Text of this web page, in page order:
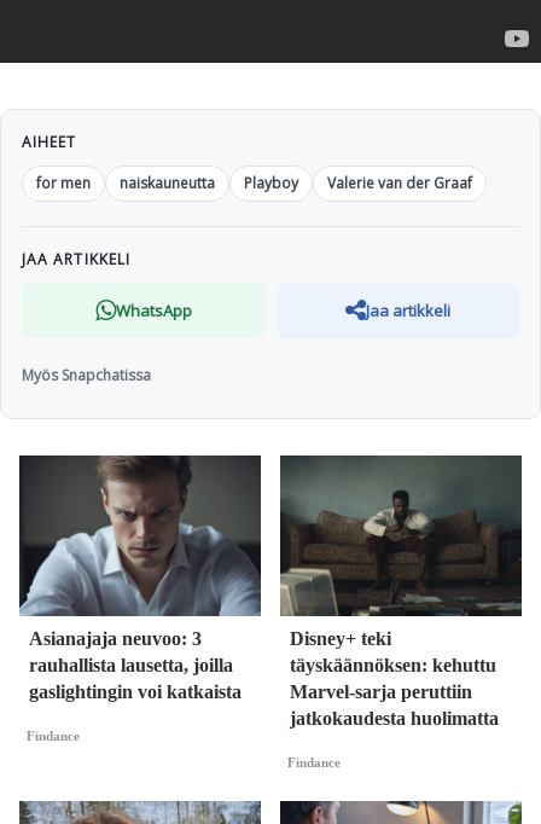
AIHEET
for men
naiskauneutta Playboy Valerie van der Graaf
JAA ARTIKKELI
WhatsApp Jaa artikkeli
Myös Snapchatissa
Asianajaja neuvoo: 3
rauhallista lausetta, joilla
gaslightingin voi katkaista
Findance
Disney+ teki
täyskäännöksen: kehuttu
Marvel-sarja peruttiin
jatkokaudesta huolimatta
Findance